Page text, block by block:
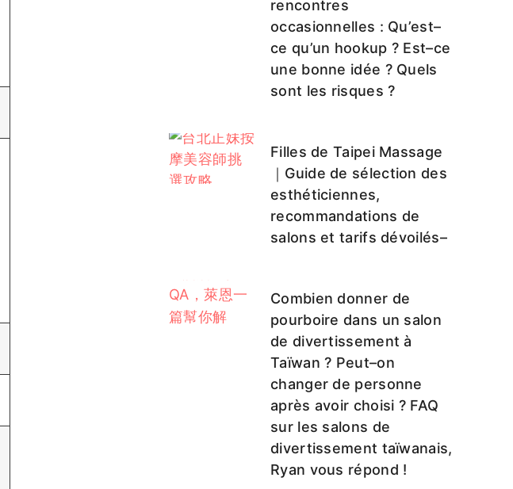
rencontres
occasionnelles : Qu’est–
ce qu’un hookup ? Est–ce
une bonne idée ? Quels
sont les risques ?
Filles de Taipei Massage
｜Guide de sélection des
esthéticiennes,
recommandations de
salons et tarifs dévoilés–
Combien donner de
pourboire dans un salon
de divertissement à
Taïwan ? Peut–on
changer de personne
après avoir choisi ? FAQ
sur les salons de
divertissement taïwanais,
Ryan vous répond !